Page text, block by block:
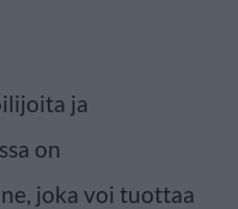
ja
on
joka voi tuottaa